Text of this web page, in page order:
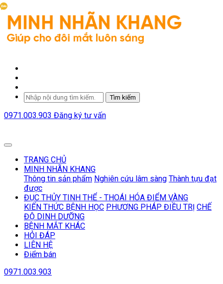
Tìm kiếm
0971.003.903 Đăng ký tư vấn
TRANG CHỦ
MINH NHÃN KHANG
Thông tin sản phẩm Nghiên cứu lâm sàng Thành tựu đạt
được
ĐỤC THỦY TINH THỂ - THOÁI HÓA ĐIỂM VÀNG
KIẾN THỨC BỆNH HỌC PHƯƠNG PHÁP ĐIỀU TRỊ CHẾ
ĐỘ DINH DƯỠNG
BỆNH MẮT KHÁC
HỎI ĐÁP
LIÊN HỆ
Điểm bán
0971.003.903